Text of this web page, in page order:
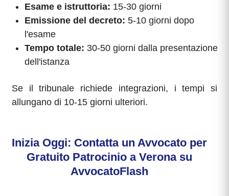
Esame e istruttoria: 15-30 giorni
Emissione del decreto: 5-10 giorni dopo
l'esame
Tempo totale: 30-50 giorni dalla presentazione
dell'istanza
Se il tribunale richiede integrazioni, i tempi si
allungano di 10-15 giorni ulteriori.
Inizia Oggi: Contatta un Avvocato per
Gratuito Patrocinio a Verona su
AvvocatoFlash